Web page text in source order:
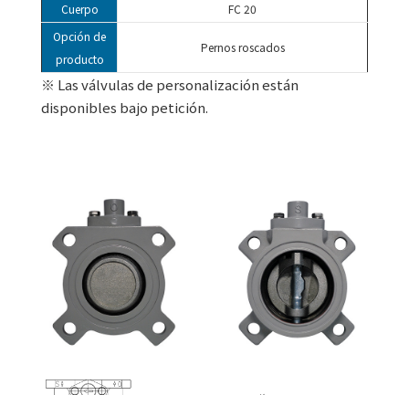
Cuerpo
FC 20
Opción de
producto
Pernos roscados
※ Las válvulas de personalización están
disponibles bajo petición.